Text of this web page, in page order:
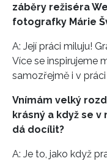
záběry režiséra
fotografky Márie
A: Její práci miluju!
Více se inspirujeme
samozřejmě i v
Vnímám velký
krásný a když se
dá docílit?
A: Je to, jako když